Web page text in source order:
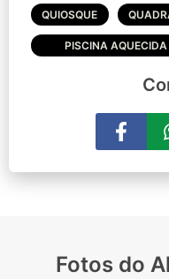
QUIOSQUE
PISCINA AQUECIDA
Fotos do